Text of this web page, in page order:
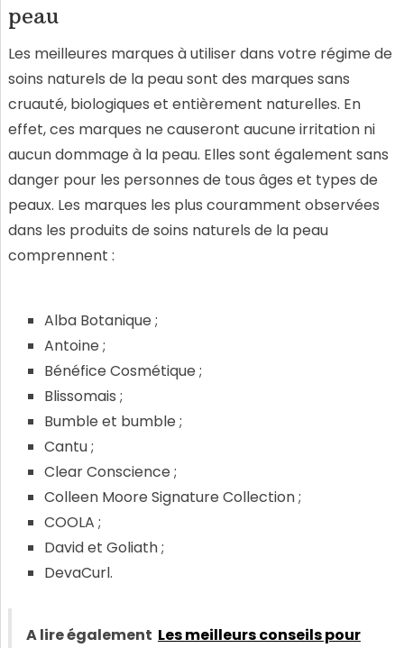
peau
Les meilleures marques à utiliser dans votre régime de
soins naturels de la peau sont des marques sans
cruauté, biologiques et entièrement naturelles. En
effet, ces marques ne causeront aucune irritation ni
aucun dommage à la peau. Elles sont également sans
danger pour les personnes de tous âges et types de
peaux. Les marques les plus couramment observées
dans les produits de soins naturels de la peau
comprennent :
Alba Botanique ;
Antoine ;
Bénéfice Cosmétique ;
Blissomais ;
Bumble et bumble ;
Cantu ;
Clear Conscience ;
Colleen Moore Signature Collection ;
COOLA ;
David et Goliath ;
DevaCurl.
A lire également Les meilleurs conseils pour